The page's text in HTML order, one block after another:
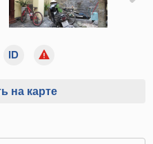
на карте